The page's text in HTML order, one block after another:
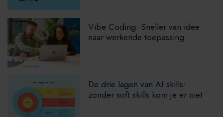
Vibe Coding: Sneller van idee
naar werkende toepassing
De drie lagen van AI skills:
zonder soft skills kom je er niet